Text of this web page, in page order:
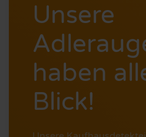
Unsere
haben
Blick!